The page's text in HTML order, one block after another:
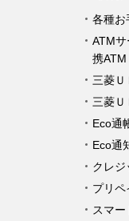
各種お
ATM
携ATM
三菱Ｕ
三菱Ｕ
Eco通
Eco通
クレジ
プリペ
スマー